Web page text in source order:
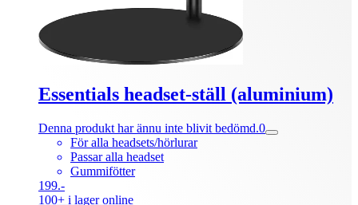
Essentials headset-ställ (aluminium)
Denna produkt har ännu inte blivit bedömd.0
För alla headsets/hörlurar
Passar alla headset
Gummifötter
199.-
100+ i lager online